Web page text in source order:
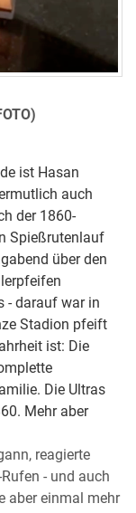
ist Hasan
auch
der 1860-
Spießrutenlauf
über den
- darauf war in
Stadion pfeift
ist: Die
Die Ultras
Mehr aber
reagierte
- und auch
aber einmal mehr